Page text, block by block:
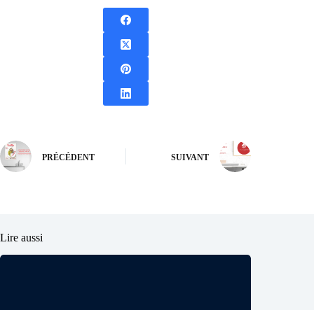
PRÉCÉDENT SUIVANT
Lire aussi